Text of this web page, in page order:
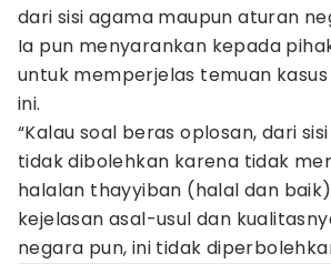
dari sisi agama maupun aturan
Ia pun menyarankan kepada
untuk memperjelas temuan
ini.
“Kalau soal beras oplosan, dari
tidak dibolehkan karena tidak
halalan thayyiban (halal dan
kejelasan asal-usul dan
negara pun, ini tidak